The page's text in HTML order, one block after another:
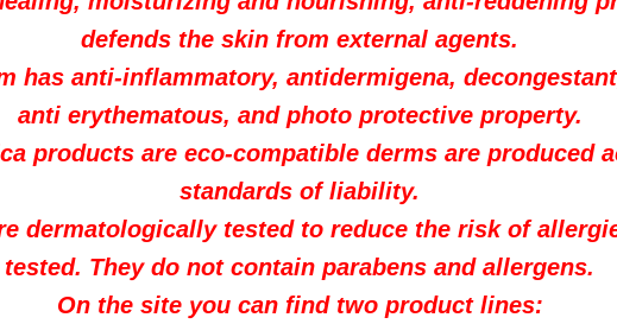
defends the skin from external agents.
has anti-inflammatory, antidermigena,
anti erythematous, and photo protective property.
products are eco-compatible derms are produced
standards of liability.
dermatologically tested to reduce the risk of
tested. They do not contain parabens and allergens.
On the site you can find two product lines: